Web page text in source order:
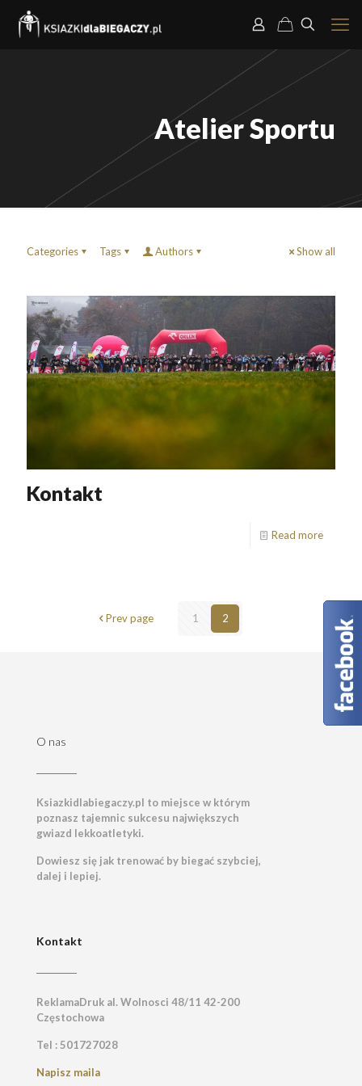
Atelier Sportu
Categories Tags Authors Show all
Kontakt
Read more
Prev page 1 2
O nas
Ksiazkidlabiegaczy.pl to miejsce w którym
poznasz tajemnic sukcesu największych
gwiazd lekkoatletyki.
Dowiesz się jak trenować by biegać szybciej,
dalej i lepiej.
Kontakt
ReklamaDruk al. Wolnosci 48/11 42-200
Częstochowa
Tel : 501727028
Napisz maila